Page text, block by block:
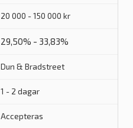
20 000 - 150 000 kr
29,50% - 33,83%
Dun & Bradstreet
1 - 2 dagar
Accepteras